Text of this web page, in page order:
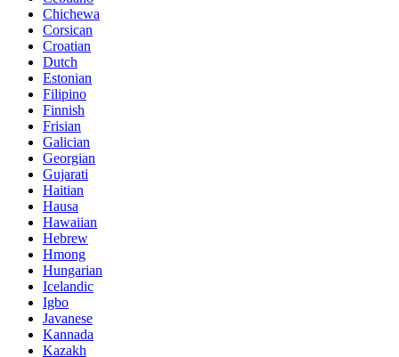
Chichewa
Corsican
Croatian
Dutch
Estonian
Filipino
Finnish
Frisian
Galician
Georgian
Gujarati
Haitian
Hausa
Hawaiian
Hebrew
Hmong
Hungarian
Icelandic
Igbo
Javanese
Kannada
Kazakh